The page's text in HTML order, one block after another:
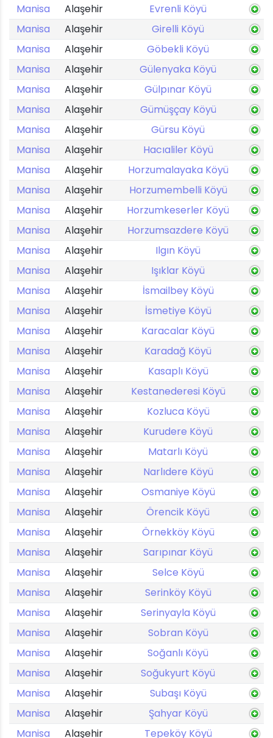
Manisa
Alaşehir
Evrenli Köyü
Manisa
Alaşehir
Girelli Köyü
Manisa
Alaşehir
Göbekli Köyü
Manisa
Alaşehir
Gülenyaka Köyü
Manisa
Alaşehir
Gülpınar Köyü
Manisa
Alaşehir
Gümüşçay Köyü
Manisa
Alaşehir
Gürsu Köyü
Manisa
Alaşehir
Hacıaliler Köyü
Manisa
Alaşehir
Horzumalayaka Köyü
Manisa
Alaşehir
Horzumembelli Köyü
Manisa
Alaşehir
Horzumkeserler Köyü
Manisa
Alaşehir
Horzumsazdere Köyü
Manisa
Alaşehir
Ilgın Köyü
Manisa
Alaşehir
Işıklar Köyü
Manisa
Alaşehir
İsmailbey Köyü
Manisa
Alaşehir
İsmetiye Köyü
Manisa
Alaşehir
Karacalar Köyü
Manisa
Alaşehir
Karadağ Köyü
Manisa
Alaşehir
Kasaplı Köyü
Manisa
Alaşehir
Kestanederesi Köyü
Manisa
Alaşehir
Kozluca Köyü
Manisa
Alaşehir
Kurudere Köyü
Manisa
Alaşehir
Matarlı Köyü
Manisa
Alaşehir
Narlıdere Köyü
Manisa
Alaşehir
Osmaniye Köyü
Manisa
Alaşehir
Örencik Köyü
Manisa
Alaşehir
Örnekköy Köyü
Manisa
Alaşehir
Sarıpınar Köyü
Manisa
Alaşehir
Selce Köyü
Manisa
Alaşehir
Serinköy Köyü
Manisa
Alaşehir
Serinyayla Köyü
Manisa
Alaşehir
Sobran Köyü
Manisa
Alaşehir
Soğanlı Köyü
Manisa
Alaşehir
Soğukyurt Köyü
Manisa
Alaşehir
Subaşı Köyü
Manisa
Alaşehir
Şahyar Köyü
Manisa
Alaşehir
Tepeköy Köyü